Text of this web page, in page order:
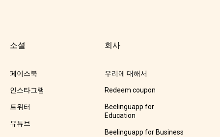
소셜
페이스북
인스타그램
트위터
유튜브
회사
우리에 대해서
Redeem coupon
Beelinguapp for
Education
Beelinguapp for Business